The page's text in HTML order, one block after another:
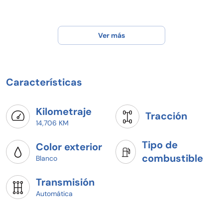
Ver más
Características
Kilometraje
14,706 KM
Tracción
Color exterior
Blanco
Tipo de
combustible
Transmisión
Automática